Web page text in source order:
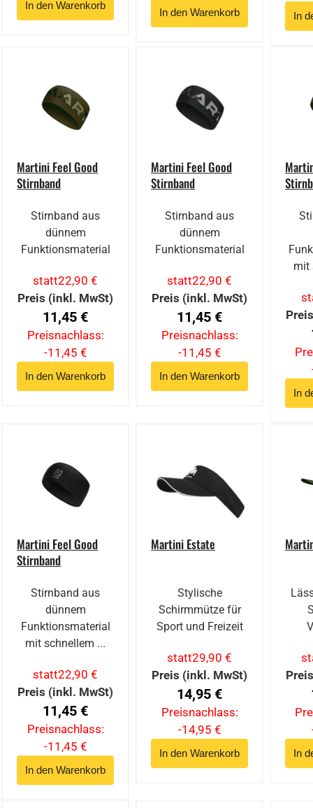
Martini Feel Good
Stirnband
Stirnband aus
dünnem
Funktionsmaterial
statt22,90 €
Preis (inkl. MwSt)
11,45 €
Preisnachlass:
-11,45 €
Martini Feel Good
Stirnband
Stirnband aus
dünnem
Funktionsmaterial
statt22,90 €
Preis (inkl. MwSt)
11,45 €
Preisnachlass:
-11,45 €
mit
Martini Feel Good
Stirnband
Stirnband aus
dünnem
Funktionsmaterial
mit schnellem ...
statt22,90 €
Preis (inkl. MwSt)
11,45 €
Preisnachlass:
-11,45 €
Martini Estate
Stylische
Schirmmütze für
Sport und Freizeit
statt29,90 €
Preis (inkl. MwSt)
14,95 €
Preisnachlass:
-14,95 €